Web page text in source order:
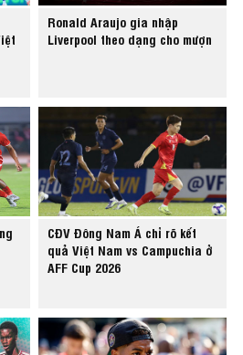
Ronald Araujo gia nhập
Liverpool theo dạng cho mượn
CĐV Đông Nam Á chỉ rõ kết
quả Việt Nam vs Campuchia ở
AFF Cup 2026